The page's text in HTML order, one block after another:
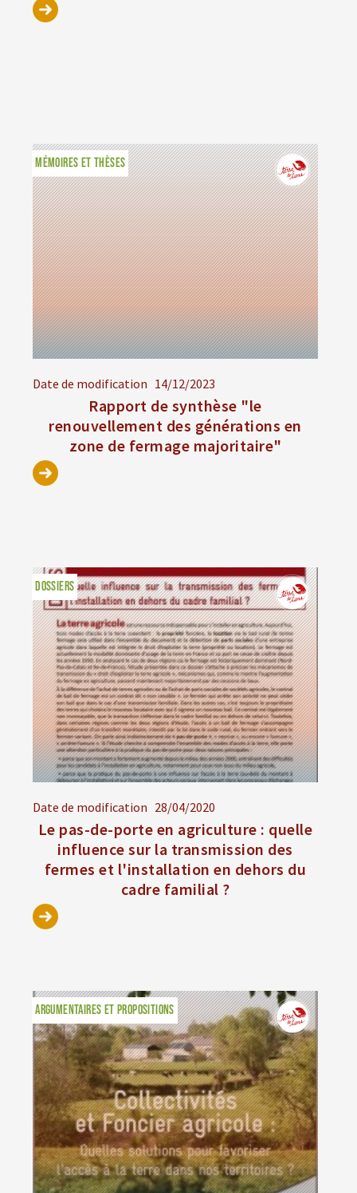
Date de modification 14/12/2023
Rapport de synthèse "le
renouvellement des générations en
zone de fermage majoritaire"
MÉMOIRES ET THÈSES
Date de modification 28/04/2020
Le pas-de-porte en agriculture : quelle
influence sur la transmission des
fermes et l'installation en dehors du
cadre familial ?
DOSSIERS
ARGUMENTAIRES ET PROPOSITIONS